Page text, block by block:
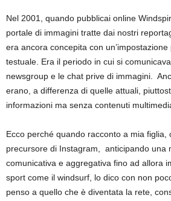
Nel 2001, quando pubblicai online
portale di immagini tratte dai nostri
era ancora concepita con
testuale. Era il periodo in cui si
newsgroup e le chat prive di immagini.
erano, a differenza di quelle attuali,
informazioni ma senza contenuti
Ecco perché quando racconto a mia figlia,
precursore di Instagram, anticipando una
comunicativa e aggregativa fino ad allora
sport come il windsurf, lo dico con non
penso a quello che è diventata la rete,